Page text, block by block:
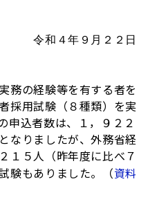
令和４年９月２２日
務の経験等を有する者を
採用試験（８種類）を実
申込者数は、１，９２２
なりましたが、外務省経
１５人（昨年度に比べ７
験もありました。（資料